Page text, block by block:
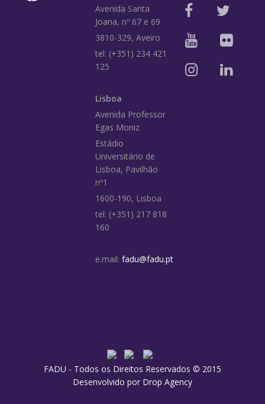
Avenida Santa
Joana, nº 67 e 69
3810-329, Aveiro
tel: (+351) 234 421
125
Lisboa
Avenida Professor
Egas Moniz
Estádio
Universitário de
Lisboa, Pavilhão
nº1
1600-190, Lisboa
tel: (+351) 217 818
160
e.mail: fadu@fadu.pt
FADU - Todos os Direitos Reservados © 2015
Desenvolvido por Drop Agency